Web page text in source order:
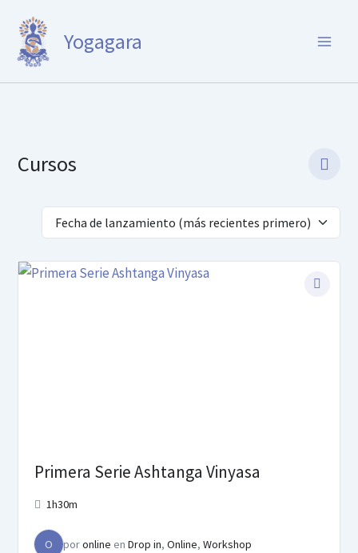
contenido
Yogagara
Cursos
Primera Serie Ashtanga Vinyasa
1h30m
O poronline en Drop in, Online, Workshop